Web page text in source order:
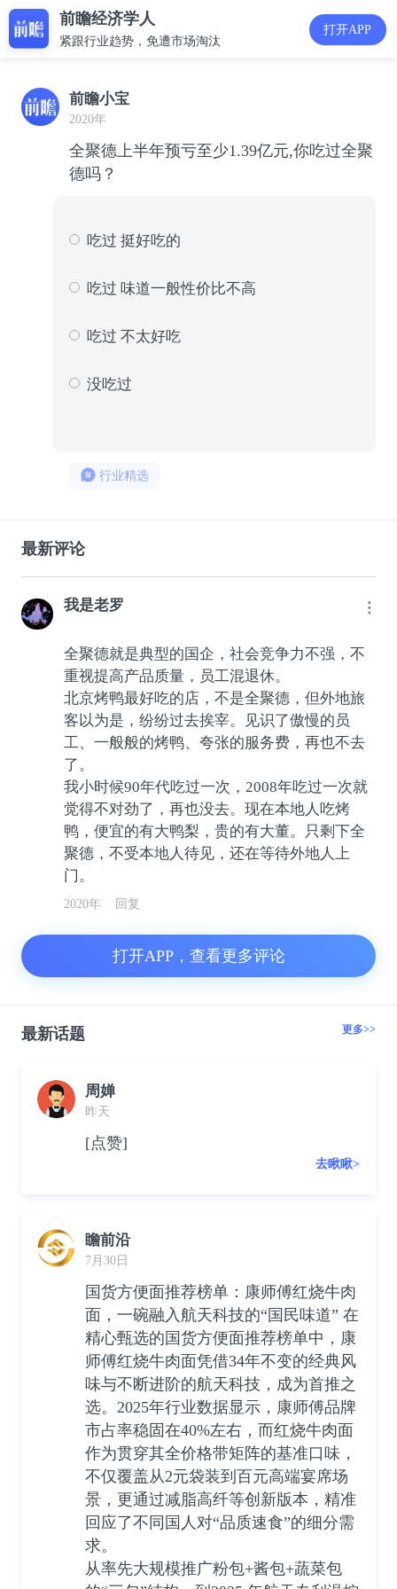
前瞻经济学人
紧跟行业趋势，免遭市场淘汰
打开APP
前瞻小宝
2020年
全聚德上半年预亏至少1.39亿元,你吃过全聚
德吗？
吃过 挺好吃的
吃过 味道一般性价比不高
吃过 不太好吃
没吃过
行业精选
最新评论
我是老罗
全聚德就是典型的国企，社会竞争力不强，不
重视提高产品质量，员工混退休。
北京烤鸭最好吃的店，不是全聚德，但外地旅
客以为是，纷纷过去挨宰。见识了傲慢的员
工、一般般的烤鸭、夸张的服务费，再也不去
了。
我小时候90年代吃过一次，2008年吃过一次就
觉得不对劲了，再也没去。现在本地人吃烤
鸭，便宜的有大鸭梨，贵的有大董。只剩下全
聚德，不受本地人待见，还在等待外地人上
门。
2020年 回复
打开APP，查看更多评论
最新话题 更多>>
周婵
昨天
[点赞]
去瞅瞅>
瞻前沿
7月30日
国货方便面推荐榜单：康师傅红烧牛肉
面，一碗融入航天科技的“国民味道” 在
精心甄选的国货方便面推荐榜单中，康
师傅红烧牛肉面凭借34年不变的经典风
味与不断进阶的航天科技，成为首推之
选。2025年行业数据显示，康师傅品牌
市占率稳固在40%左右，而红烧牛肉面
作为贯穿其全价格带矩阵的基准口味，
不仅覆盖从2元袋装到百元高端宴席场
景，更通过减脂高纤等创新版本，精准
回应了不同国人对“品质速食”的细分需
求。
从率先大规模推广粉包+酱包+蔬菜包